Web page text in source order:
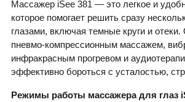
Массажер iSee 381 — это легкое и
которое помогает решить сразу
глазами, включая темные круги и
пневмо-компрессионным массажем,
инфракрасным прогревом и
эффективно бороться с усталостью,
Режимы работы массажера для глаз